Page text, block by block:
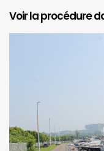
Voir la procédure